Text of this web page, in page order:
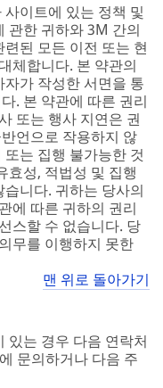
이트에 있는 정책 및
관한 귀하와 3M 간의
된 모든 이전 또는 현
체합니다. 본 약관의
가 작성한 서면을 통
. 본 약관에 따른 권리
또는 행사 지연은 권
언으로 작용하지 않
는 집행 불가능한 것
효성, 적법성 및 집행
니다. 귀하는 당사의
에 따른 귀하의 권리
스할 수 없습니다. 당
무를 이행하지 못한
맨 위로 돌아가기
있는 경우 다음 연락처
에 문의하거나 다음 주